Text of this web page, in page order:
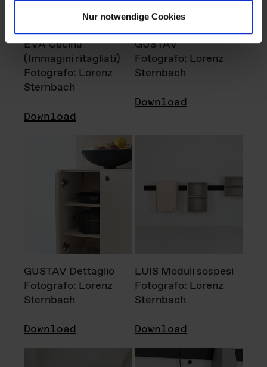
Nur notwendige Cookies
EVA Cucina
(Immagini ritagliati)
Fotografo: Lorenz
Sternbach
Download
GUSTAV
Fotografo: Lorenz
Sternbach
Download
GUSTAV Dettaglio
Fotografo: Lorenz
Sternbach
Download
LUIS Moduli sospesi
Fotografo: Lorenz
Sternbach
Download